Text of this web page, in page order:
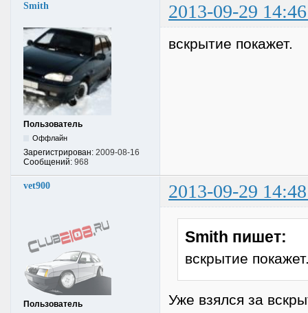
Smith 2013-09-29
Пользователь
Оффлайн
Зарегистрирован: 2009-08-16
Сообщений: 968
вскрытие покажет.
vet900 2013-09-29
Пользователь
Smith пишет:
вскрытие
Уже взялся за